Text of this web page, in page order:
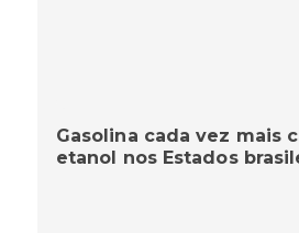
Gasolina cada vez mais
etanol nos Estados